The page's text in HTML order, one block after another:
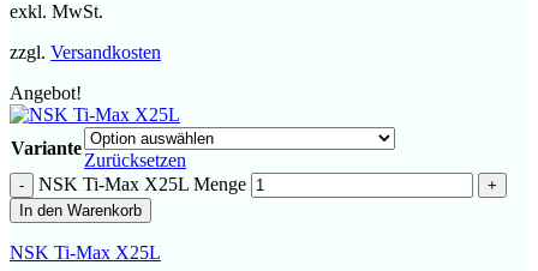
exkl. MwSt.
zzgl. Versandkosten
Angebot!
Variante
Zurücksetzen
NSK Ti-Max X25L Menge
In den Warenkorb
NSK Ti-Max X25L